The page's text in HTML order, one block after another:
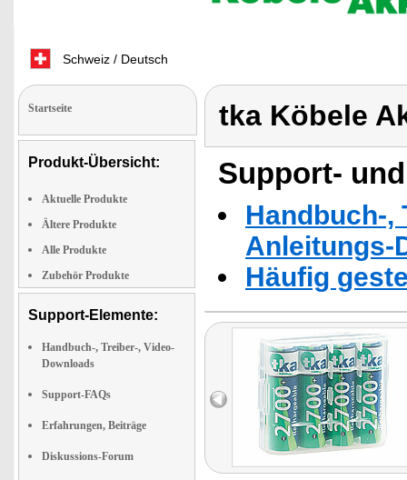
Schweiz / Deutsch
Startseite
Produkt-Übersicht:
Aktuelle Produkte
Ältere Produkte
Alle Produkte
Zubehör Produkte
Support-Elemente:
Handbuch-, Treiber-, Video-
Downloads
Support-FAQs
Erfahrungen, Beiträge
Diskussions-Forum
tka Köbele
Support-
Handbuch-,
Anleitungs-
Häufig